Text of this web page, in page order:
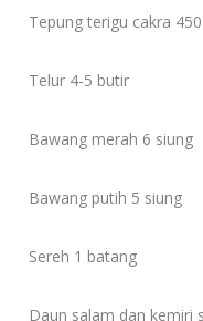
Tepung terigu cakra
Telur 4-5 butir
Bawang merah 6 siung
Bawang putih 5 siung
Sereh 1 batang
Daun salam dan kemiri